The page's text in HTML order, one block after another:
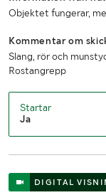
Objektet fungerar,
Kommentar om
Slang, rör och
Rostangrepp
Startar
Ja
DIGITAL